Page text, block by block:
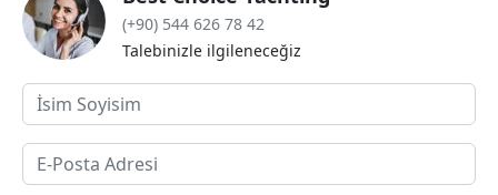
(+90) 544 626 78 42
Talebinizle ilgileneceğiz